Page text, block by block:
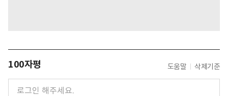
100자평 도움말 삭제기준